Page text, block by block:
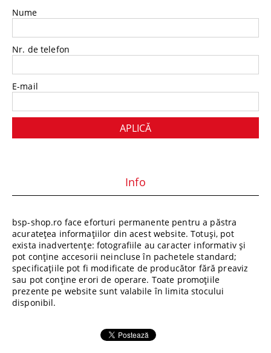
Nume
Nr. de telefon
E-mail
Info
bsp-shop.ro face eforturi permanente pentru a păstra
acuratețea informațiilor din acest website. Totuși, pot
exista inadvertențe: fotografiile au caracter informativ și
pot conține accesorii neincluse în pachetele standard;
specificațiile pot fi modificate de producător fără preaviz
sau pot conține erori de operare. Toate promoțiile
prezente pe website sunt valabile în limita stocului
disponibil.